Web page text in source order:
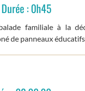
: 0h45
familiale à la
de panneaux